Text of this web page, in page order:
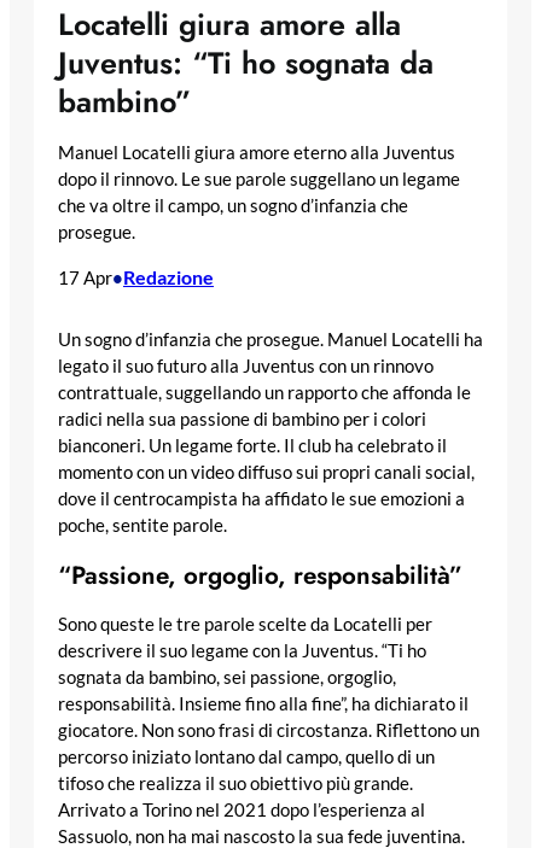
Locatelli giura amore alla
Juventus: “Ti ho sognata da
bambino”
Manuel Locatelli giura amore eterno alla Juventus
dopo il rinnovo. Le sue parole suggellano un legame
che va oltre il campo, un sogno d’infanzia che
prosegue.
17 Apr•Redazione
Un sogno d’infanzia che prosegue. Manuel Locatelli ha
legato il suo futuro alla Juventus con un rinnovo
contrattuale, suggellando un rapporto che affonda le
radici nella sua passione di bambino per i colori
bianconeri. Un legame forte. Il club ha celebrato il
momento con un video diffuso sui propri canali social,
dove il centrocampista ha affidato le sue emozioni a
poche, sentite parole.
“Passione, orgoglio, responsabilità”
Sono queste le tre parole scelte da Locatelli per
descrivere il suo legame con la Juventus. “Ti ho
sognata da bambino, sei passione, orgoglio,
responsabilità. Insieme fino alla fine”, ha dichiarato il
giocatore. Non sono frasi di circostanza. Riflettono un
percorso iniziato lontano dal campo, quello di un
tifoso che realizza il suo obiettivo più grande.
Arrivato a Torino nel 2021 dopo l’esperienza al
Sassuolo, non ha mai nascosto la sua fede juventina.